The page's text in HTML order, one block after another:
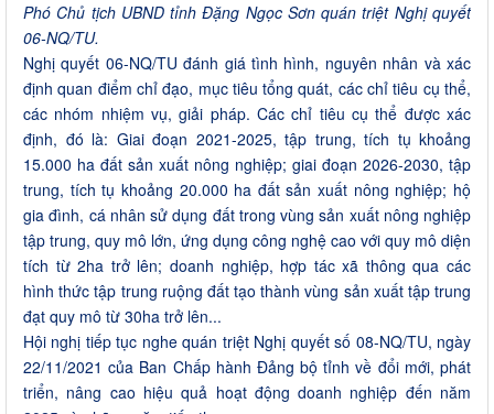
Phó Chủ tịch UBND tỉnh Đặng Ngọc Sơn quán triệt Nghị quyết
06-NQ/TU.
Nghị quyết 06-NQ/TU đánh giá tình hình, nguyên nhân và xác
định quan điểm chỉ đạo, mục tiêu tổng quát, các chỉ tiêu cụ thể,
các nhóm nhiệm vụ, giải pháp. Các chỉ tiêu cụ thể được xác
định, đó là: Giai đoạn 2021-2025, tập trung, tích tụ khoảng
15.000 ha đất sản xuất nông nghiệp; giai đoạn 2026-2030, tập
trung, tích tụ khoảng 20.000 ha đất sản xuất nông nghiệp; hộ
gia đình, cá nhân sử dụng đất trong vùng sản xuất nông nghiệp
tập trung, quy mô lớn, ứng dụng công nghệ cao với quy mô diện
tích từ 2ha trở lên; doanh nghiệp, hợp tác xã thông qua các
hình thức tập trung ruộng đất tạo thành vùng sản xuất tập trung
đạt quy mô từ 30ha trở lên...
Hội nghị tiếp tục nghe quán triệt Nghị quyết số 08-NQ/TU, ngày
22/11/2021 của Ban Chấp hành Đảng bộ tỉnh về đổi mới, phát
triển, nâng cao hiệu quả hoạt động doanh nghiệp đến năm